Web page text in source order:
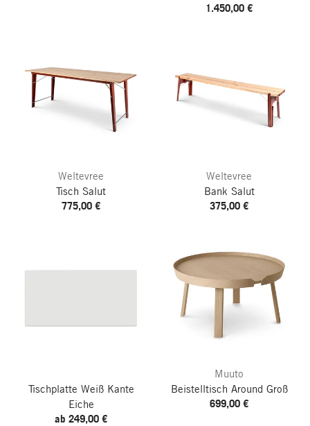
1.450,00 €
Weltevree
Tisch Salut
775,00 €
Weltevree
Bank Salut
375,00 €
Tischplatte WeißKante
Eiche
ab 249,00 €
Muuto
Beistelltisch Around Groß
699,00 €